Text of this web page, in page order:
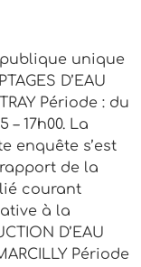
unique
D’EAU
Période : du
– 17h00. La
enquête s’est
rapport de la
courant
à la
D’EAU
Période